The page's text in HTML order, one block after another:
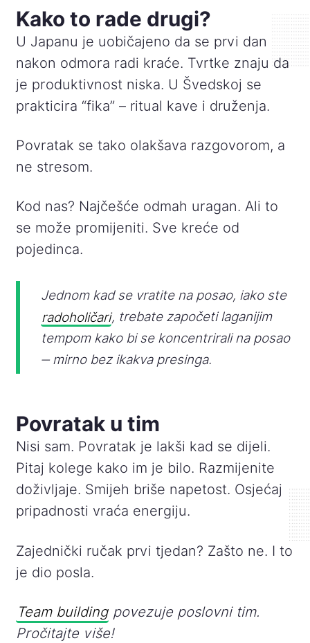
Kako to rade drugi?
U Japanu je uobičajeno da se prvi dan
nakon odmora radi kraće. Tvrtke znaju da
je produktivnost niska. U Švedskoj se
prakticira “fika” – ritual kave i druženja.
Povratak se tako olakšava razgovorom, a
ne stresom.
Kod nas? Najčešće odmah uragan. Ali to
se može promijeniti. Sve kreće od
pojedinca.
Jednom kad se vratite na posao, iako ste
radoholičari, trebate započeti laganijim
tempom kako bi se koncentrirali na posao
‒ mirno bez ikakva presinga.
Povratak u tim
Nisi sam. Povratak je lakši kad se dijeli.
Pitaj kolege kako im je bilo. Razmijenite
doživljaje. Smijeh briše napetost. Osjećaj
pripadnosti vraća energiju.
Zajednički ručak prvi tjedan? Zašto ne. I to
je dio posla.
Team buildingpovezuje poslovni tim.
Pročitajte više!